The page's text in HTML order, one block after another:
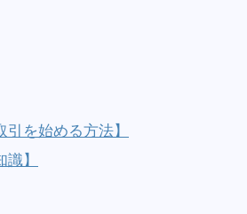
を始める方法】
】